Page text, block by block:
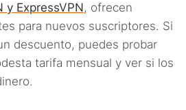
y ExpressVPN, ofrecen
para nuevos suscriptores. Si
descuento, puedes probar
tarifa mensual y ver si los